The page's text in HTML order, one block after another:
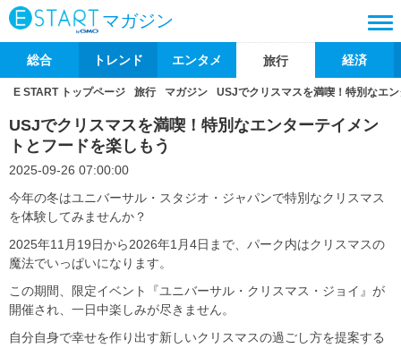
マガジン
総合 トレンド エンタメ 旅行 経済
E START トップページ 旅行 マガジン USJでクリスマスを満喫！特別なエ
USJでクリスマスを満喫！特別なエンターテイメン
トとフードを楽しもう
2025-09-26 07:00:00
今年の冬はユニバーサル・スタジオ・ジャパンで特別なクリスマス
を体験してみませんか？
2025年11月19日から2026年1月4日まで、パーク内はクリスマスの
魔法でいっぱいになります。
この期間、限定イベント『ユニバーサル・クリスマス・ジョイ』が
開催され、一日中楽しみが尽きません。
自分自身で幸せを作り出す新しいクリスマスの過ごし方を提案する